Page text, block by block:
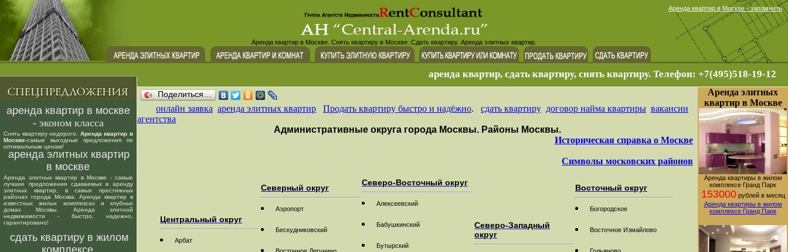
Аренда квартир в Москве - запомнить
Аренда квартир в Москве. Снять квартиру в Москве. Сдать квартиру. Аренда элитных квартир.
аренда квартир, сдать квартиру, снять квартиру. Телефон: +7(495)518-19-12
аренда квартир в москве
- эконом класса
Снять квартиру недорого. Аренда квартир в
Москве-самые выгодные предложения по
оптимальным ценам!
аренда элитных квартир
в москве
Аренда элитных квартир в Москве - самые
лучшие предложения сдаваемых в аренду
элитных квартир, в самых престижных
районах города Москва. Аренда квартир в
известных жилых комплексах и клубных
домах Москвы. Аренда элитной
недвижимости - быстро, надежно,
гарантировано!
сдать квартиру в жилом
комплексе
Поделиться…
онлайн заявка аренда элитных квартир Продать квартиру быстро и надёжно. сдать квартиру договор найма квартиры вакансии
агентства
Административные округа города Москвы. Районы Москвы.
Историческая справка о Москве
Символы московских районов
Центральный округ
Арбат
Северный округ
Аэропорт
Бескудниковский
Северо-Восточный округ
Алексеевский
Бабушкинский
Бутырский
Северо-Западный
округ
Восточный округ
Богородское
Восточное Измайлово
Аренда элитных
квартир в Москве
Аренда квартиры в жилом
комплексе Гранд Парк
153000рублей в месяц
Аренда квартиры в жилом
комплексе Гранд Парк